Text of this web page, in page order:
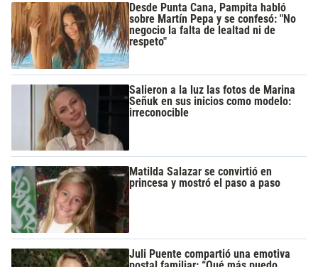
Desde Punta Cana, Pampita habló
sobre Martín Pepa y se confesó: "No
negocio la falta de lealtad ni de
respeto"
Salieron a la luz las fotos de Marina
Señuk en sus inicios como modelo:
irreconocible
Matilda Salazar se convirtió en
princesa y mostró el paso a paso
Juli Puente compartió una emotiva